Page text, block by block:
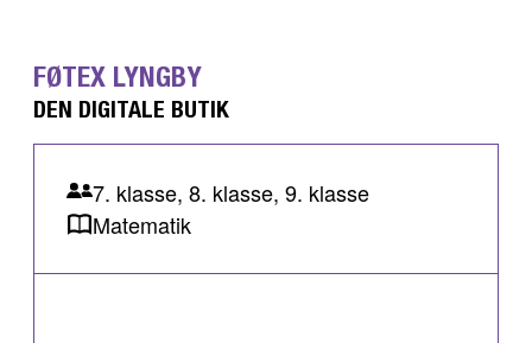
FØTEX LYNGBY
DEN DIGITALE BUTIK
7. klasse, 8. klasse, 9. klasse
Matematik